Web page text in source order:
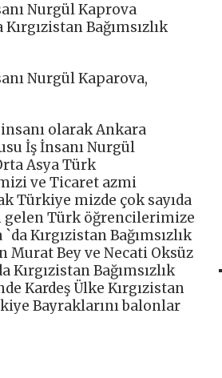
Nurgül Kaprova
Bağımsızlık
Nurgül Kaparova,
olarak Ankara
İş İnsanı Nurgül
Asya Türk
ve Ticaret azmi
Türkiye mizde çok sayıda
gelen Türk öğrencilerimize
Kırgızistan Bağımsızlık
Murat Bey ve Necati Oksüz
Bağımsızlık
Kardeş Ülke Kırgızistan
Bayraklarını balonlar